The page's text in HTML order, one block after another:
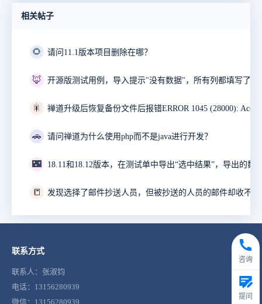
相关帖子
🌻 请问11.1版本项目删除在哪？
🦊 开源版测试用例，导入提示"没有数据"，所有列都填写了。
🎇
🚗 请问禅道为什么使用php而不是java进行开发？
🌃 18.11和18.12版本，在测试单中导出“选中结果”，导出的数
📒 发现选择了邮件抄送人员，但被抄送的人员的邮件却收不到
联系方式
联系人：张淑钧
电话：13156280939
微信：13156280939
咨询
提问